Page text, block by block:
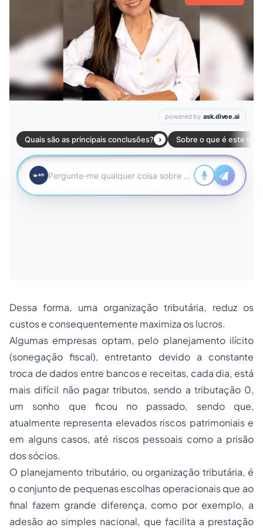
Dessa forma, uma organização tributária, reduz os
custos e consequentemente maximiza os lucros.
Algumas empresas optam, pelo planejamento ilícito
(sonegação fiscal), entretanto devido a constante
troca de dados entre bancos e receitas, cada dia, está
mais difícil não pagar tributos, sendo a tributação 0,
um sonho que ficou no passado, sendo que,
atualmente representa elevados riscos patrimoniais e
em alguns casos, até riscos pessoais como a prisão
dos sócios.
O planejamento tributário, ou organização tributária, é
o conjunto de pequenas escolhas operacionais que ao
final fazem grande diferença, como por exemplo, a
adesão ao simples nacional, que facilita a prestação